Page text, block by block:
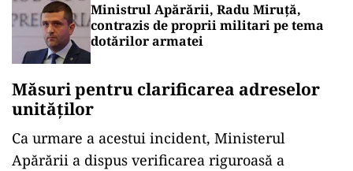
Ministrul Apărării, Radu Miruță,
contrazis de proprii militari pe tema
dotărilor armatei
Măsuri pentru clarificarea adreselor
unităților
Ca urmare a acestui incident, Ministerul
Apărării a dispus verificarea riguroasă a